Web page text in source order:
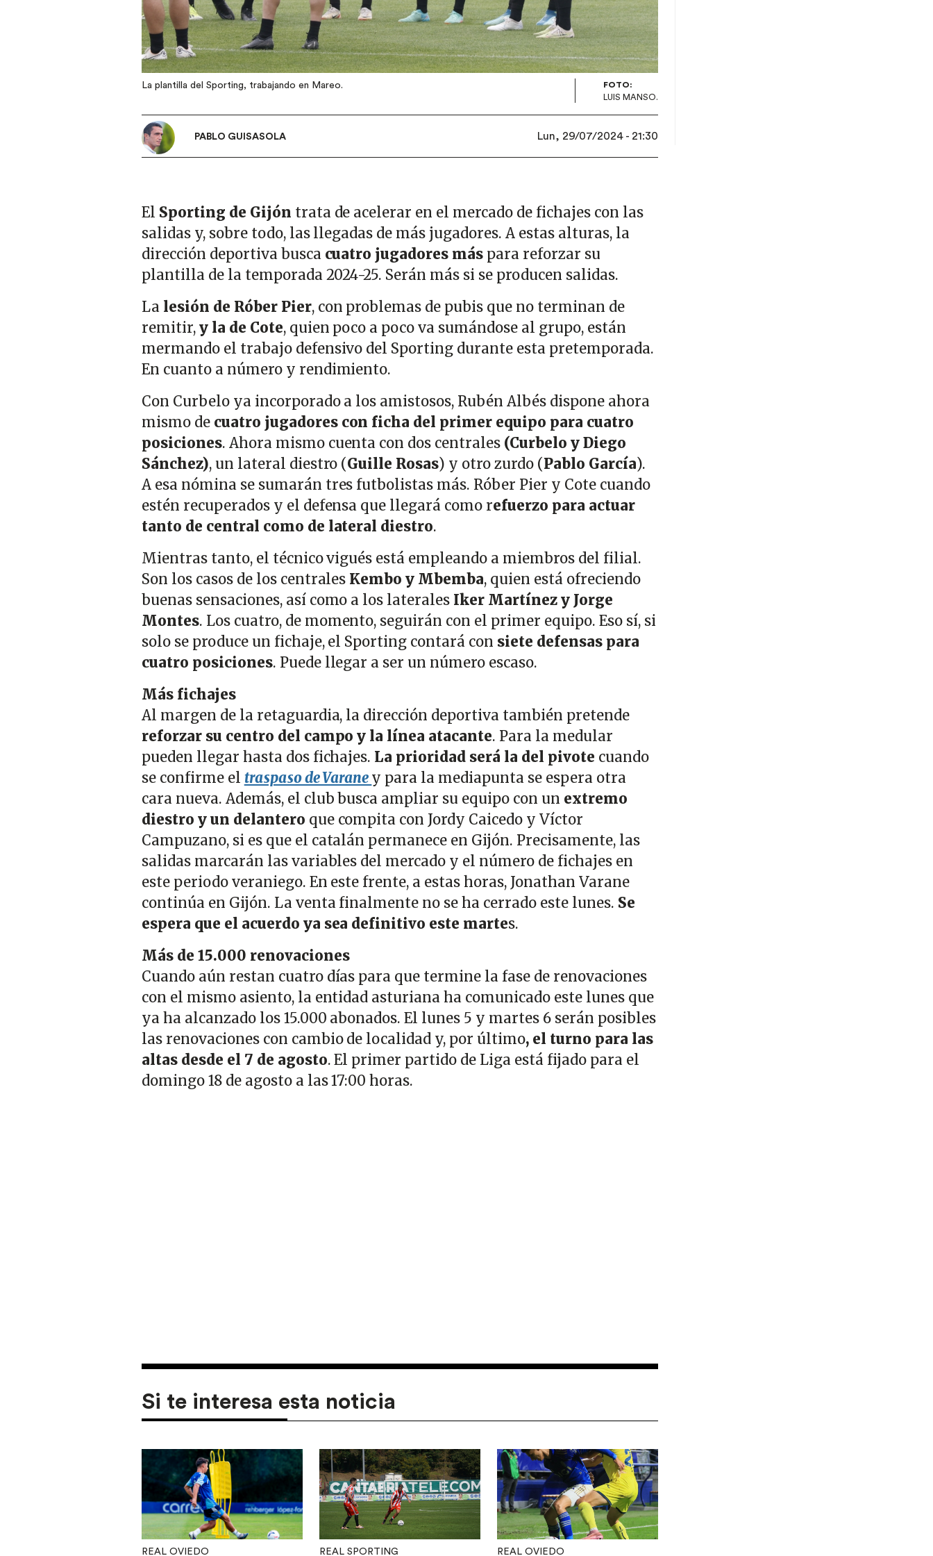
La plantilla del Sporting, trabajando en Mareo.
FOTO:
LUIS MANSO.
PABLO GUISASOLA Lun, 29/07/2024 - 21:30
El Sporting de Gijón trata de acelerar en el mercado de fichajes con las
salidas y, sobre todo, las llegadas de más jugadores. A estas alturas, la
dirección deportiva buscacuatro jugadores más para reforzar su
plantilla de la temporada 2024-25. Serán más si se producen salidas.
La lesión de Róber Pier, con problemas de pubis que no terminan de
remitir,y la de Cote, quien poco a poco va sumándose al grupo, están
mermando el trabajo defensivo del Sporting durante esta pretemporada.
En cuanto a número y rendimiento.
Con Curbelo ya incorporado a los amistosos, Rubén Albés dispone ahora
mismo de cuatro jugadores con ficha del primer equipo para cuatro
posiciones. Ahora mismo cuenta con dos centrales (Curbelo y Diego
Sánchez), un lateral diestro (Guille Rosas) y otro zurdo (Pablo García).
A esa nómina se sumarán tres futbolistas más. Róber Pier y Cote cuando
estén recuperados y el defensa que llegará como refuerzo para actuar
tanto de central como de lateral diestro.
Mientras tanto, el técnico vigués está empleando a miembros del filial.
Son los casos de los centrales Kembo y Mbemba, quien está ofreciendo
buenas sensaciones, así como a los laterales Iker Martínez y Jorge
Montes. Los cuatro, de momento, seguirán con el primer equipo. Eso sí, si
solo se produce un fichaje, el Sporting contará con siete defensas para
cuatro posiciones. Puede llegar a ser un número escaso.
Más fichajes
Al margen de la retaguardia, la dirección deportiva también pretende
reforzar su centro del campo y la línea atacante. Para la medular
pueden llegar hasta dos fichajes. La prioridad será la del pivote cuando
se confirme el traspaso de Varaney para la mediapunta se espera otra
cara nueva. Además, el club busca ampliar su equipo con un extremo
diestro y un delantero que compita con Jordy Caicedo y Víctor
Campuzano, si es que el catalán permanece en Gijón. Precisamente, las
salidas marcarán las variables del mercado y el número de fichajes en
este periodo veraniego. En este frente, a estas horas, Jonathan Varane
continúa en Gijón. La venta finalmente no se ha cerrado este lunes. Se
espera que el acuerdo ya sea definitivo este martes.
Más de 15.000 renovaciones
Cuando aún restan cuatro días para que termine la fase de renovaciones
con el mismo asiento, la entidad asturiana ha comunicado este lunes que
ya ha alcanzado los 15.000 abonados. El lunes 5 y martes 6 serán posibles
las renovaciones con cambio de localidad y, por último, el turno para las
altas desde el 7 de agosto. El primer partido de Liga está fijado para el
domingo 18 de agosto a las 17:00 horas.
Si te interesa esta noticia
REAL OVIEDO REAL SPORTING REAL OVIEDO